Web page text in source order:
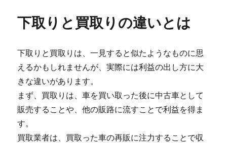
下取りと買取りの違いとは
下取りと買取りは、一見すると似たようなものに思
えるかもしれませんが、実際には利益の出し方に大
きな違いがあります。
まず、買取りは、車を買い取った後に中古車として
販売することや、他の販路に流すことで利益を得ま
す。
買取業者は、買取った車の再販に注力することで収